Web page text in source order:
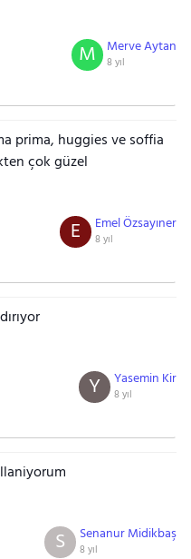
Merve Aytan
8 yıl
M
prima, huggies ve soffia
çok güzel
Emel Özsayıner
8 yıl
E
Yasemin Kir
8 yıl
Y
Senanur Midikbaş
8 yıl
S